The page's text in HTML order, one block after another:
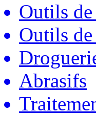
Outils
Outils de
Abrasifs